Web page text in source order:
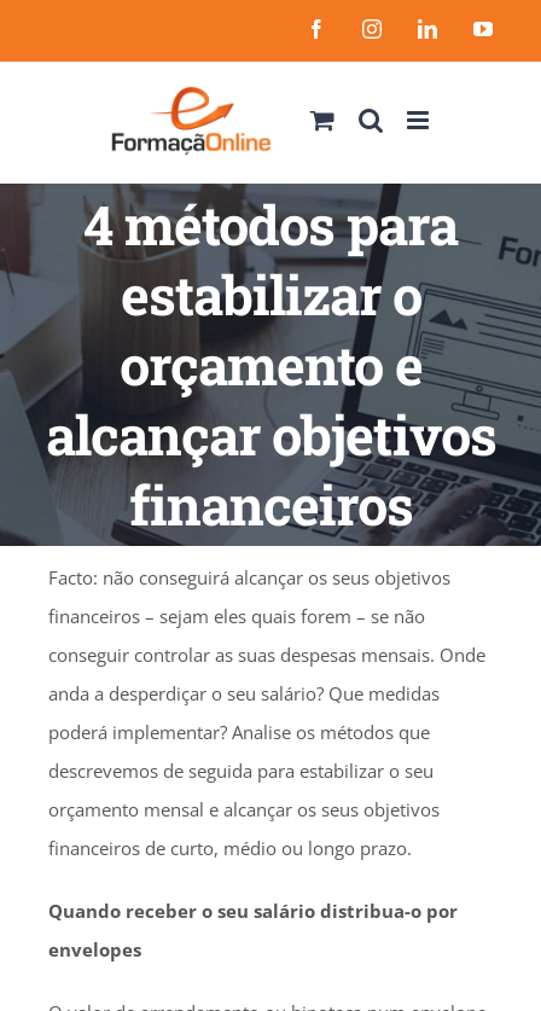
to
FacebookInstagramLinkedIn
4 métodos para
estabilizar o
orçamento e
alcançar objetivos
financeiros
Facto: não conseguirá alcançar os seus objetivos
financeiros – sejam eles quais forem – se não
conseguir controlar as suas despesas mensais. Onde
anda a desperdiçar o seu salário? Que medidas
poderá implementar? Analise os métodos que
descrevemos de seguida para estabilizar o seu
orçamento mensal e alcançar os seus objetivos
financeiros de curto, médio ou longo prazo.
Quando receber o seu salário distribua-o por
envelopes